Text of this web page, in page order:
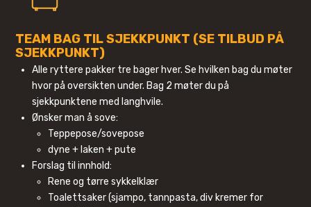
TEAM BAG TIL SJEKKPUNKT (SE TILBUD PÅ
SJEKKPUNKT)
Alle ryttere pakker tre bager hver. Se hvilken bag du møter
hvor på oversikten under. Bag 2 møter du på
sjekkpunktene med langhvile.
Ønsker man å sove:
Teppepose/sovepose
dyne + laken + pute
Forslag til innhold:
Rene og tørre sykkelklær
Toalettsaker (sjampo, tannpasta, div kremer for